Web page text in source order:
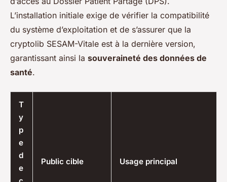
L’installation initiale exige de vérifier la compatibilité
du système d’exploitation et de s’assurer que la
cryptolib SESAM-Vitale est à la dernière version,
garantissant ainsi la souveraineté des données de
santé.
T
y
p
e
d
e
Public cible Usage principal